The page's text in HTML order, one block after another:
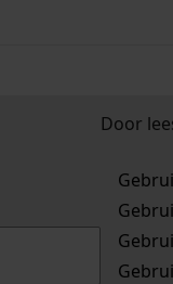
Door